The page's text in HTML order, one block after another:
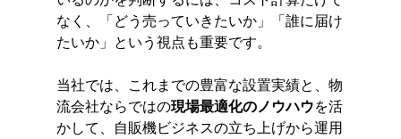
なく、「どう売っていきたいか」「誰に届け
たいか」という視点も重要です。
当社では、これまでの豊富な設置実績と、物
流会社ならではの現場最適化のノウハウを活
かして、自販機ビジネスの立ち上げから運用